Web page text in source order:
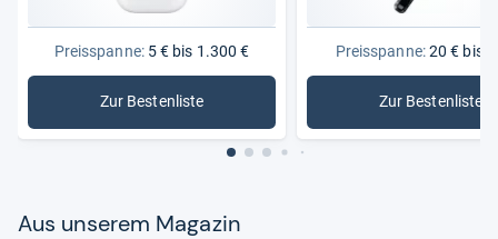
Preisspanne:5 € bis 1.300 €
Zur Bestenliste
: Kopfhörer
Preisspanne:20 € bis
Zur Bestenliste
:
Aus unse­rem Maga­zin